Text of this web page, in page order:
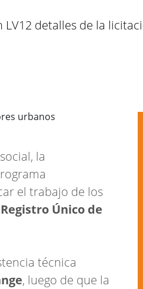
detalles de la
la
el trabajo de los
Único de
técnica
, luego de que la